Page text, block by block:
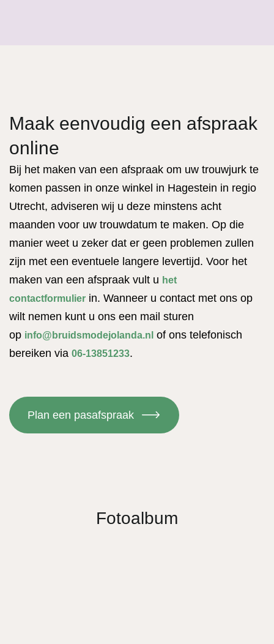
Maak eenvoudig een afspraak
online
Bij het maken van een afspraak om uw trouwjurk te
komen passen in onze winkel in Hagestein in regio
Utrecht, adviseren wij u deze minstens acht
maanden voor uw trouwdatum te maken. Op die
manier weet u zeker dat er geen problemen zullen
zijn met een eventuele langere levertijd. Voor het
maken van een afspraak vult u het
contactformulier in. Wanneer u contact met ons op
wilt nemen kunt u ons een mail sturen
op info@bruidsmodejolanda.nl of ons telefonisch
bereiken via 06-13851233.
Plan een pasafspraak
Fotoalbum